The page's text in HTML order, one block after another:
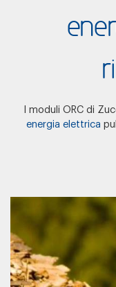
I moduli ORC di
energia elettrica